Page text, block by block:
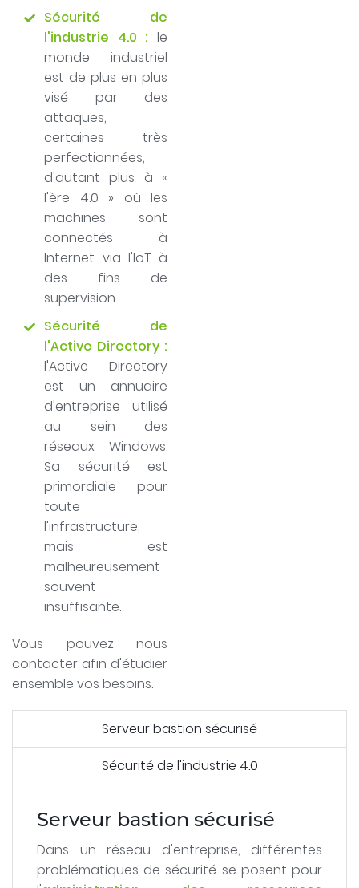
Sécurité de
l'industrie 4.0 : le
monde industriel
est de plus en plus
visé par des
attaques,
certaines très
perfectionnées,
d'autant plus à «
l'ère 4.0 » où les
machines sont
connectés à
Internet via l'IoT à
des fins de
supervision.
Sécurité de
l'Active Directory :
l'Active Directory
est un annuaire
d'entreprise utilisé
au sein des
réseaux Windows.
Sa sécurité est
primordiale pour
toute
l'infrastructure,
mais est
malheureusement
souvent
insuffisante.
Vous pouvez nous
contacter afin d'étudier
ensemble vos besoins.
Serveur bastion sécurisé
Sécurité de l'industrie 4.0
Serveur bastion sécurisé
Dans un réseau d'entreprise, différentes
problématiques de sécurité se posent pour